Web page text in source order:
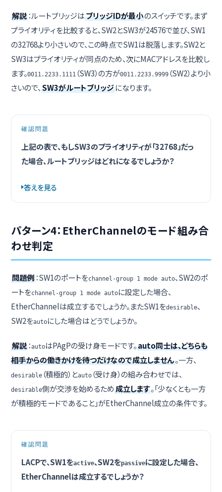
解説 ：ルートブリッジはブリッジIDが最小のスイッチです。まず
プライオリティを比較すると、SW2とSW3が24576で並び、SW1
の32768より小さいので、この時点でSW1は脱落します。SW2と
SW3はプライオリティが同点のため、次にMACアドレスを比較し
ます。0011.2233.1111 （SW3）の方が0011.2233.9999 （SW2）より小
さいので、SW3がルートブリッジになります。
確認問題
上記の表で、もしSW3のプライオリティが「32768」だっ
た場合、ルートブリッジはどれになるでしょうか？
答えを見る
パターン4：EtherChannelのモード組み合
わせ判定
問題例 ：SW1のポートをchannel-group 1 mode auto、SW2のポ
ートをchannel-group 1 mode autoに設定した場合、
EtherChannelは成立するでしょうか。またSW1をdesirable、
SW2をautoにした場合はどうでしょうか。
解説 ：autoはPAgPの受け身モードです。auto同士は、どちらも
相手からの働きかけを待つだけなので成立しません。一方、
desirable （積極的）とauto （受け身）の組み合わせでは、
desirable側が交渉を始めるため成立します。「少なくとも一方
が積極的モードであること」がEtherChannel成立の条件です。
確認問題
LACPで、SW1をactive、SW2をpassiveに設定した場合、
EtherChannelは成立するでしょうか？